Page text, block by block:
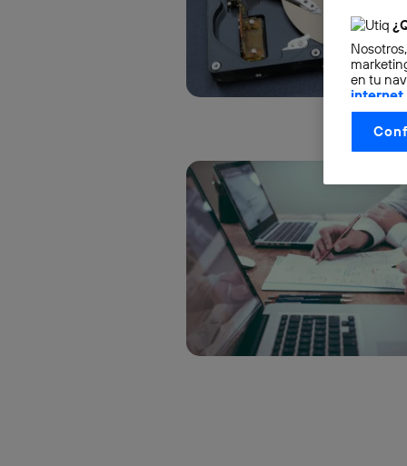
en tu
internet
otorgas
La
control.
Este
conecte
Si
Si